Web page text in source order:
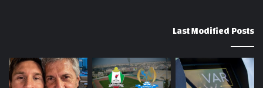
Last Modified Posts